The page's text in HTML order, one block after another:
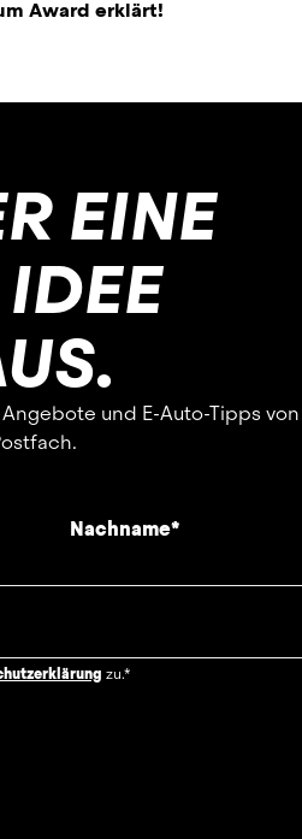
Award erklärt!
EINE
und E-Auto-Tipps von
Nachname*
zu.*